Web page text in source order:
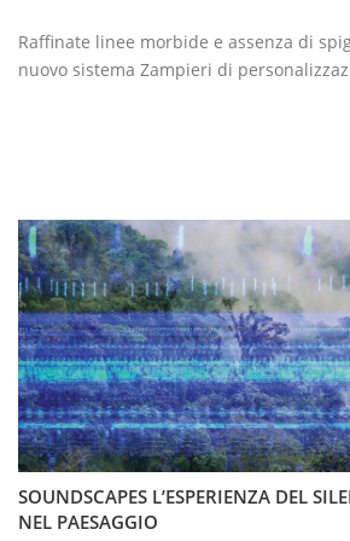
Raffinate linee morbide e assenza di
nuovo sistema Zampieri di
SOUNDSCAPES L’ESPERIENZA DEL
NEL PAESAGGIO